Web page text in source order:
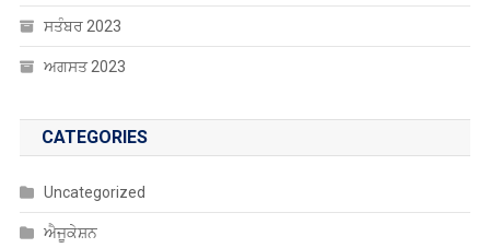
Uncategorized
ਐਜੂਕੇਸ਼ਨ
ਸਾਹਿਤ
ਹੈਲਥ
ਖੰਘ ਦੀ ਦਵਾਈ